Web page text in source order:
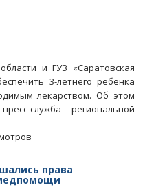
и ГУЗ «Саратовская
3-летнего ребенка
лекарством. Об этом
служба региональной
права